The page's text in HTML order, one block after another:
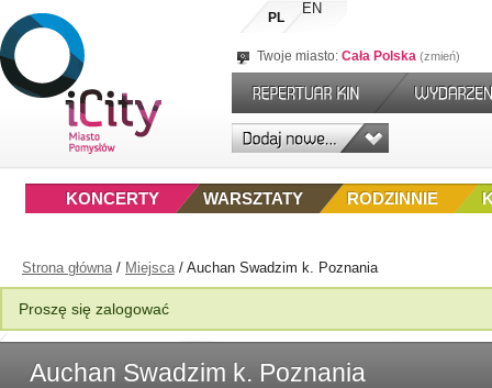
PL
EN
Twoje miasto: Cała Polska zmień
RODZINNIE
WARSZTATY
KONCERTY
Strona główna/ Miejsca/ Auchan Swadzim k. Poznania
Proszę się zalogować
Auchan Swadzim k. Poznania